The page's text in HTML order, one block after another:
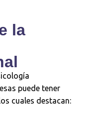
la
puede tener
cuales destacan: